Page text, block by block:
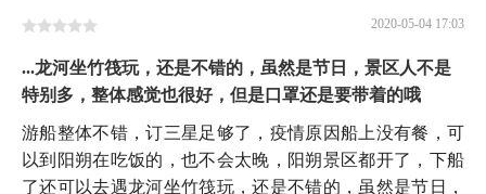
2020-05-04 17:03
...龙河坐竹筏玩，还是不错的，虽然是节日，景区人不是
特别多，整体感觉也很好，但是口罩还是要带着的哦
游船整体不错，订三星足够了，疫情原因船上没有餐，可
以到阳朔在吃饭的，也不会太晚，阳朔景区都开了，下船
了还可以去遇龙河坐竹筏玩，还是不错的，虽然是节日，